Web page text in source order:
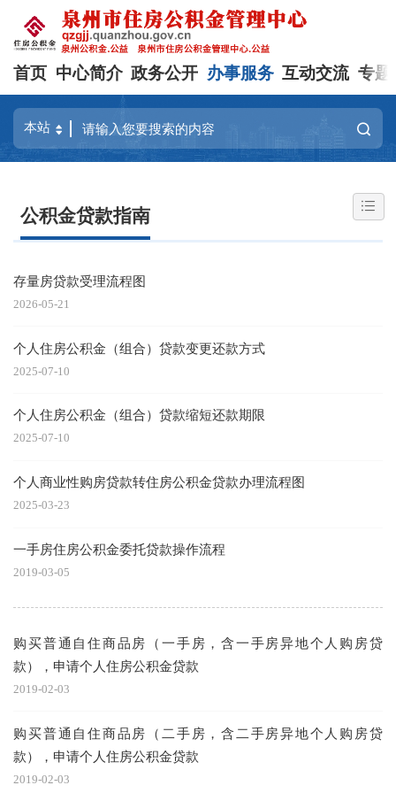
首页 中心简介 政务公开 办事服务 互动交流 专题
公积金贷款指南
存量房贷款受理流程图
2026-05-21
个人住房公积金（组合）贷款变更还款方式
2025-07-10
个人住房公积金（组合）贷款缩短还款期限
2025-07-10
个人商业性购房贷款转住房公积金贷款办理流程图
2025-03-23
一手房住房公积金委托贷款操作流程
2019-03-05
购买普通自住商品房（一手房，含一手房异地个人购房贷
款），申请个人住房公积金贷款
2019-02-03
购买普通自住商品房（二手房，含二手房异地个人购房贷
款），申请个人住房公积金贷款
2019-02-03